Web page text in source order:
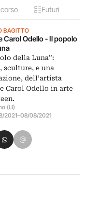
Futuri
BAGITTO
Carol Odello - Il popolo
della Luna”:
sculture, e una
dell’artista
Carol Odello in arte
(LI)
2021–08/08/2021
LinkedIn
su Pinterest
su WhatsApp
Condividi su Email